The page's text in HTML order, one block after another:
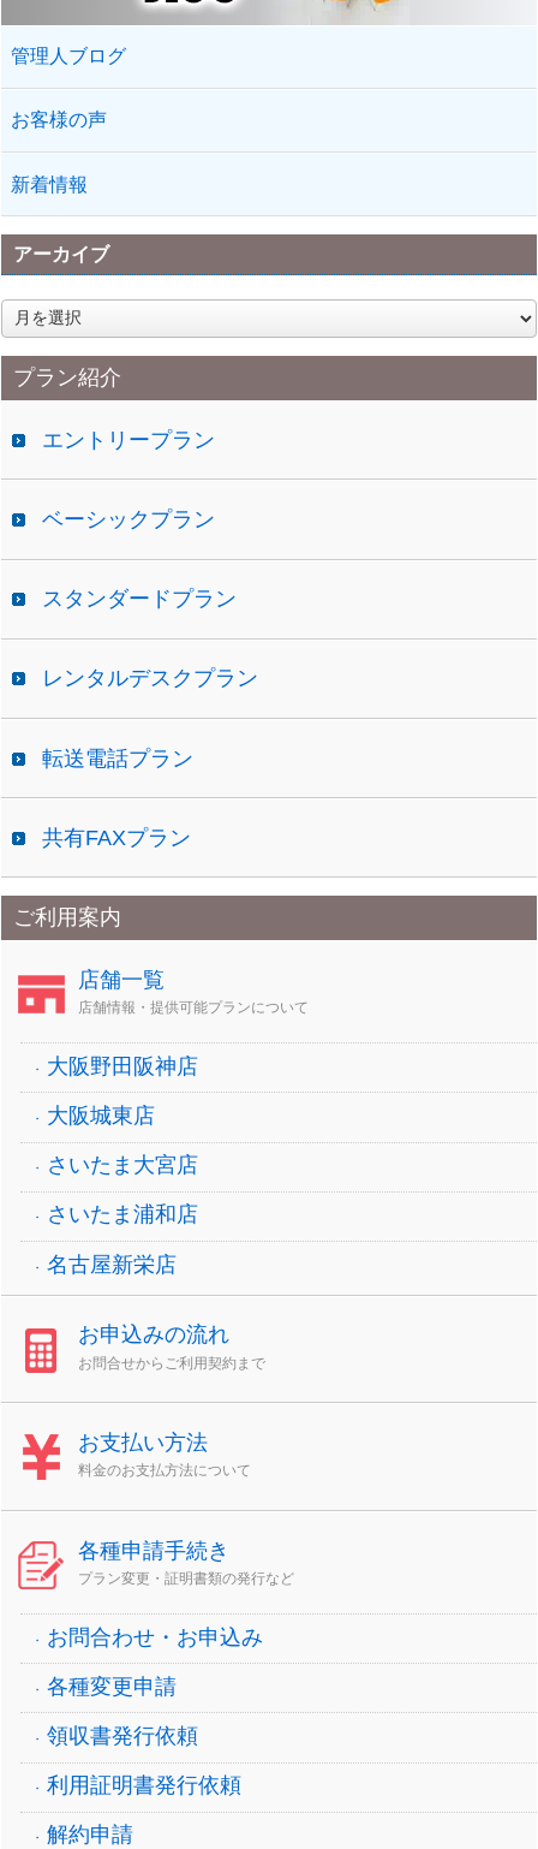
管理人ブログ
お客様の声
新着情報
アーカイブ
ア
ー
カ
イプラン紹介
エントリープラン
ベーシックプラン
スタンダードプラン
レンタルデスクプラン
転送電話プラン
共有FAXプラン
ご利用案内
店舗一覧
店舗情報・提供可能プランについて
大阪野田阪神店
大阪城東店
さいたま大宮店
さいたま浦和店
名古屋新栄店
お申込みの流れ
お問合せからご利用契約まで
お支払い方法
料金のお支払方法について
各種申請手続き
プラン変更・証明書類の発行など
お問合わせ・お申込み
各種変更申請
領収書発行依頼
利用証明書発行依頼
解約申請